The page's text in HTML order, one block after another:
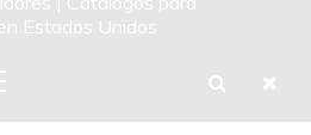
Estados Unidos